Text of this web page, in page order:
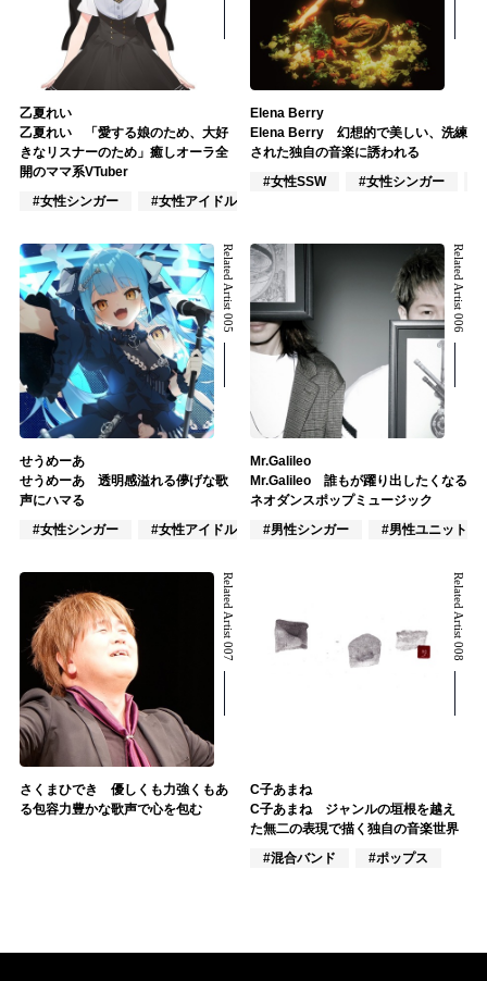
乙夏れい
乙夏れい 「愛する娘のため、大好
きなリスナーのため」癒しオーラ全
開のママ系VTuber
#女性シンガー
#女性アイドル
Elena Berry
Elena Berry 幻想的で美しい、洗練
された独自の音楽に誘われる
#女性SSW
#女性シンガー
Related Artist 005
せうめーあ
せうめーあ 透明感溢れる儚げな歌
声にハマる
#女性シンガー
#女性アイドル #VTuber/VSinger
Related Artist 006
Mr.Galileo
Mr.Galileo 誰もが躍り出したくなる
ネオダンスポップミュージック
#男性シンガー
#男性ユニット
Related Artist 007
さくまひでき 優しくも力強くもあ
る包容力豊かな歌声で心を包む
Related Artist 008
C子あまね
C子あまね ジャンルの垣根を越え
た無二の表現で描く独自の音楽世界
#混合バンド
#ポップス